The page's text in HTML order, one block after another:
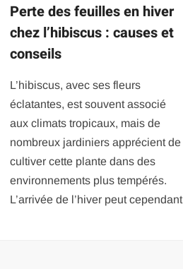
Perte des feuilles en hiver
chez l’hibiscus : causes et
conseils
L’hibiscus, avec ses fleurs
éclatantes, est souvent associé
aux climats tropicaux, mais de
nombreux jardiniers apprécient de
cultiver cette plante dans des
environnements plus tempérés.
L’arrivée de l’hiver peut cependant